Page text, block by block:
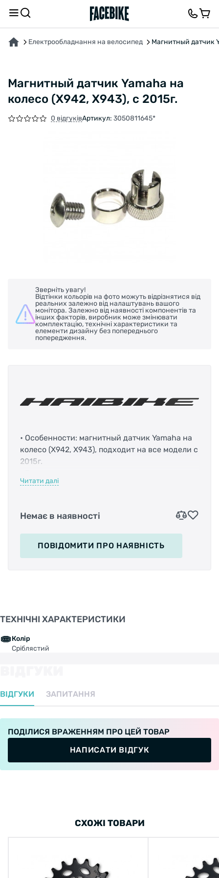
Електрообладнання на велосипед Магнитный датчик
Магнитный датчик Yamaha на
колесо (X942, X943), с 2015г.
0 відгуківАртикул: 3050811645*
Зверніть увагу!
Відтінки кольорів на фото можуть відрізнятися від
реальних залежно від налаштувань вашого
монітора. Залежно від наявності компонентів та
інших факторів, виробник може змінювати
комплектацію, технічні характеристики та
елементи дизайну без попереднього
попередження.
• Особенности: магнитный датчик Yamaha на
колесо (X942, X943), подходит на все модели с
2015г.
• Материал: -
Читати далі
Немає в наявності
ПОВІДОМИТИ ПРО НАЯВНІСТЬ
ТЕХНІЧНІ ХАРАКТЕРИСТИКИ
Колір
Сріблястий
ВІДГУКИ ЗАПИТАННЯ
ПОДІЛИСЯ ВРАЖЕННЯМ ПРО ЦЕЙ ТОВАР
НАПИСАТИ ВІДГУК
ПРО ТОВАР ХАРАКТЕРИСТИКИВІДГУКИ ТА ЗАПИТАННЯ
СХОЖІ ТОВАРИ